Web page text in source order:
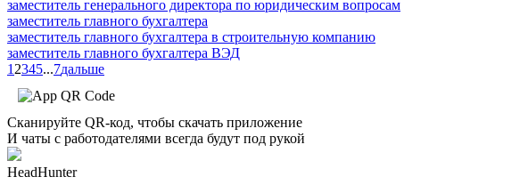
заместитель генерального директора по юридическим вопросам
заместитель главного бухгалтера
заместитель главного бухгалтера в строительную компанию
заместитель главного бухгалтера ВЭД
1 2345...7дальше
Сканируйте QR-код, чтобы скачать приложение
И чаты с работодателями всегда будут под рукой
HeadHunter